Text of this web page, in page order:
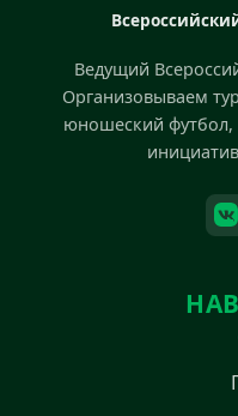
Ведущий
Организовываем
юношеский